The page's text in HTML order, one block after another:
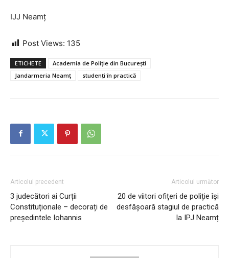
IJJ Neamț
Post Views: 135
ETICHETE
Academia de Poliție din București
Jandarmeria Neamț
studenți în practică
Articolul precedent
3 judecători ai Curții
Constituționale – decorați de
președintele Iohannis
Articolul următor
20 de viitori ofițeri de poliție își
desfășoară stagiul de practică
la IPJ Neamț